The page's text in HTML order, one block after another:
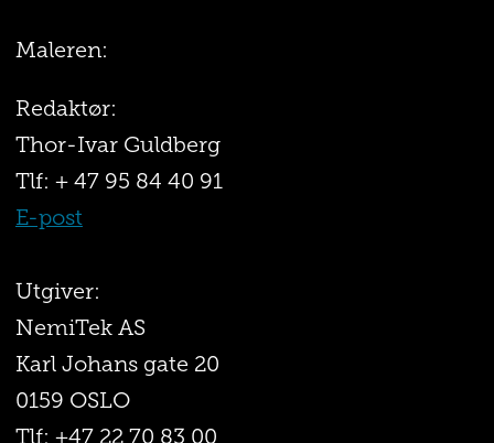
Maleren:
Redaktør:
Thor-Ivar Guldberg
Tlf: + 47 95 84 40 91
E-post
Utgiver:
NemiTek AS
Karl Johans gate 20
0159 OSLO